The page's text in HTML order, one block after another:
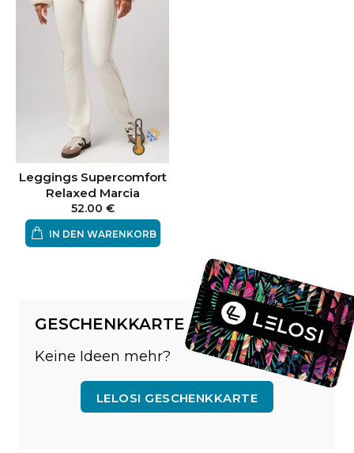
Leggings Supercomfort
Relaxed Marcia
52.00 €
IN DEN WARENKORB
GESCHENKKARTE
Keine Ideen mehr?
LELOSI GESCHENKKARTE